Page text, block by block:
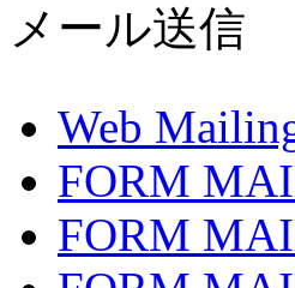
メール送信
Web
FORM
FORM